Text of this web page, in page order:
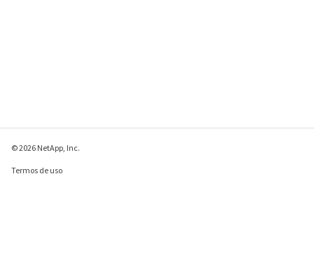
© 2026 NetApp, Inc.
Termos de uso